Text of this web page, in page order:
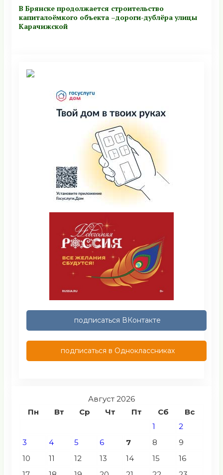
В Брянске продолжается строительство
капиталоёмкого объекта –дороги-дублёра улицы
Карачижской
подписаться ВКонтакте
подписаться в Одноклассниках
Август 2026
Пн
Вт Ср Чт Пт Сб
Вс
1
2
3
4 5 6 7 8
9
10
11 12 13 14 15
16